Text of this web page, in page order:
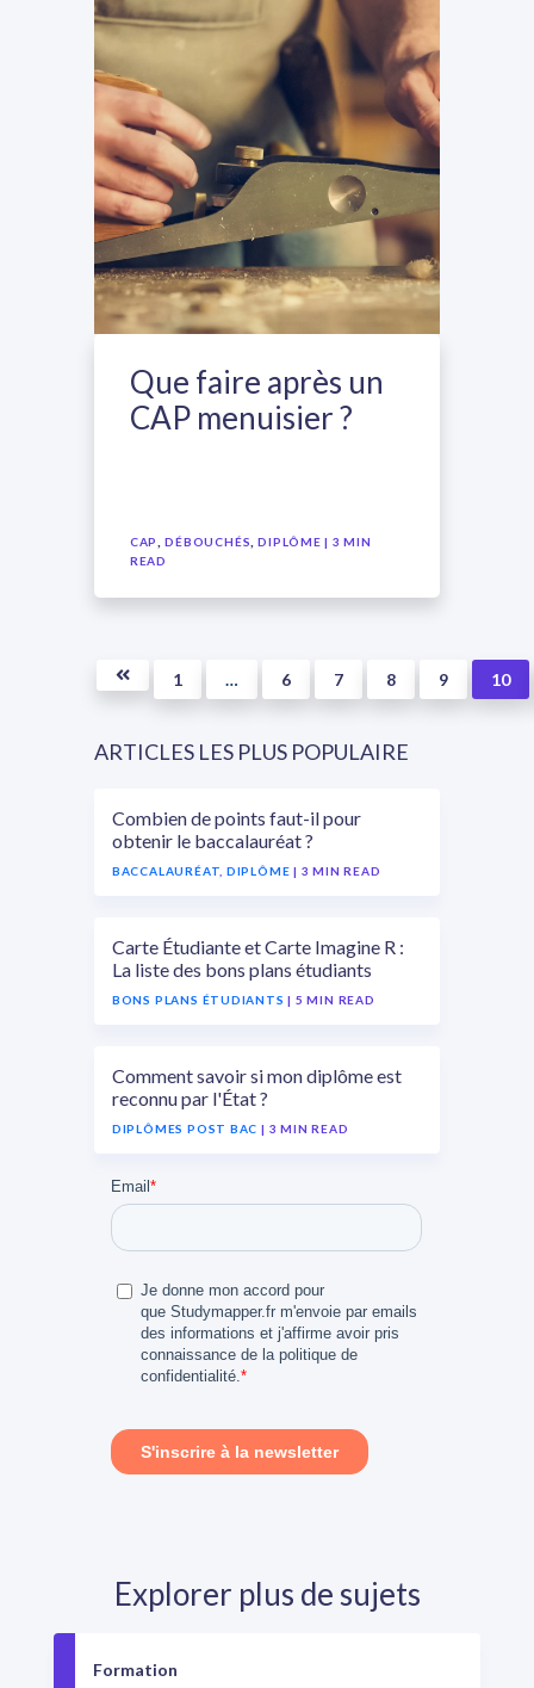
Que faire après un
CAP menuisier ?
CAP,DÉBOUCHÉS,DIPLÔME | 3 MIN
READ
1 … 6 7 8 9 10
ARTICLES LES PLUS POPULAIRE
Combien de points faut-il pour
obtenir le baccalauréat ?
BACCALAURÉAT DIPLÔME | 3 MIN READ
Carte Étudiante et Carte Imagine R :
La liste des bons plans étudiants
BONS PLANS ÉTUDIANTS | 5 MIN READ
Comment savoir si mon diplôme est
reconnu par l'État ?
DIPLÔMES POST BAC | 3 MIN READ
Explorer plus de sujets
Formation